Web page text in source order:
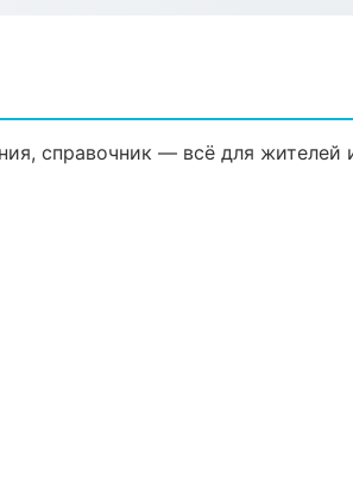
справочник — всё для жителей